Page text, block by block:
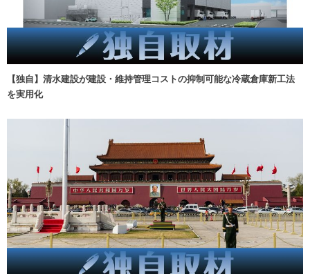
【独自】清水建設が建設・維持管理コストの抑制可能な冷蔵倉庫新工法
を実用化